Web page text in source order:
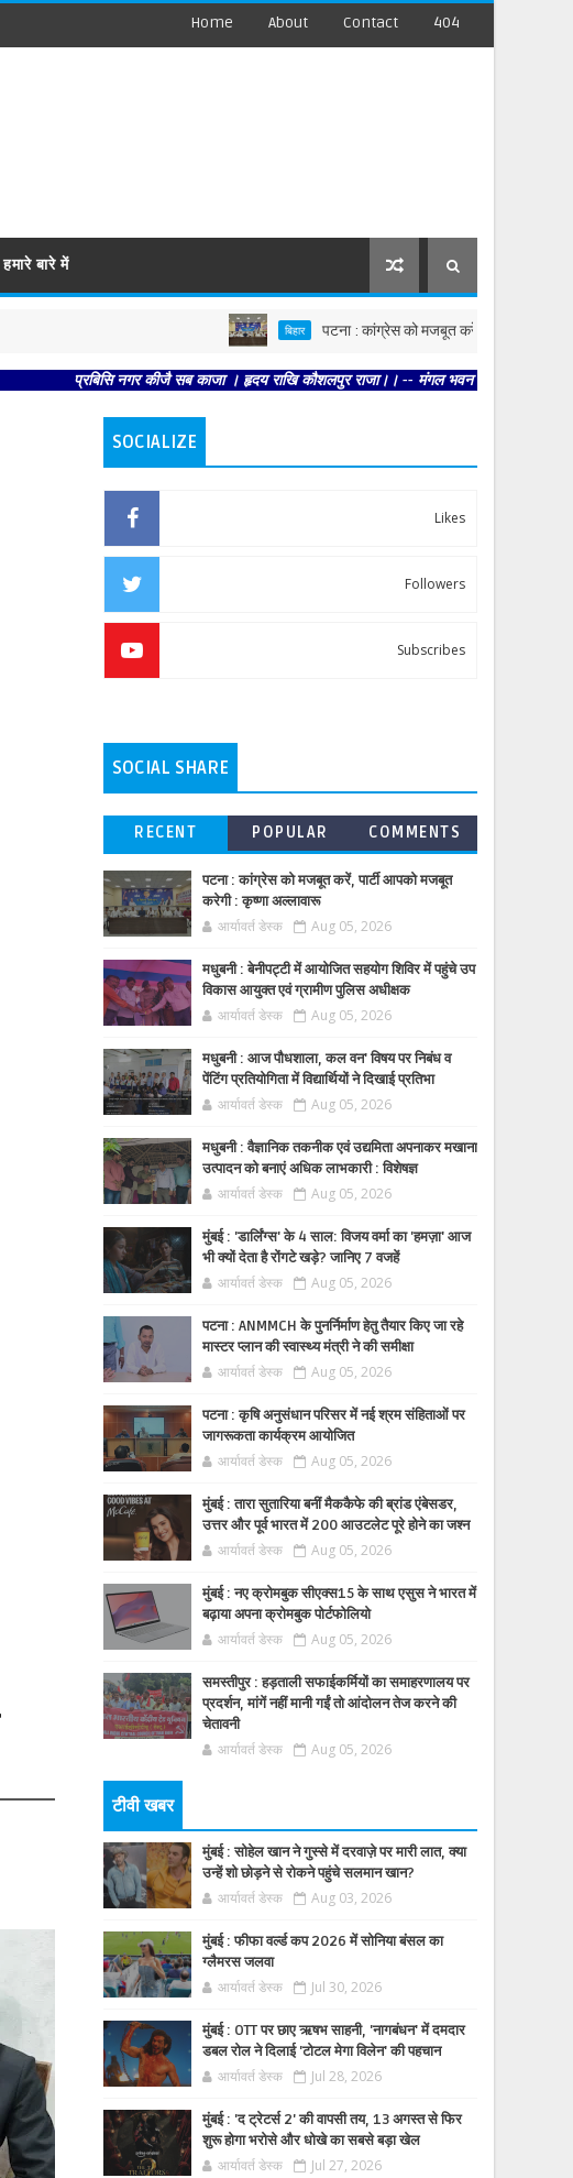
Home About Contact 404
हमारे बारे में
बिहार पटना : कांग्रेस को मजबूत करें, पार्टी आपको मजबूत करेगी :
प्रबिसि नगर कीजै सब काजा । हृदय राखि कौशलपुर राजा।। -- मंगल भवन अमंगल हारी। द्रवहु सुदसरथ
SOCIALIZE
Likes
Followers
Subscribes
SOCIAL SHARE
RECENT POPULAR COMMENTS
पटना : कांग्रेस को मजबूत करें, पार्टी आपको मजबूत
करेगी : कृष्णा अल्लावारू
आर्यावर्त डेस्क Aug 05, 2026
मधुबनी : बेनीपट्टी में आयोजित सहयोग शिविर में पहुंचे उप
विकास आयुक्त एवं ग्रामीण पुलिस अधीक्षक
आर्यावर्त डेस्क Aug 05, 2026
मधुबनी : आज पौधशाला, कल वन' विषय पर निबंध व
पेंटिंग प्रतियोगिता में विद्यार्थियों ने दिखाई प्रतिभा
आर्यावर्त डेस्क Aug 05, 2026
मधुबनी : वैज्ञानिक तकनीक एवं उद्यमिता अपनाकर मखाना
उत्पादन को बनाएं अधिक लाभकारी : विशेषज्ञ
आर्यावर्त डेस्क Aug 05, 2026
मुंबई : 'डार्लिंग्स' के 4 साल: विजय वर्मा का 'हमज़ा' आज
भी क्यों देता है रोंगटे खड़े? जानिए 7 वजहें
आर्यावर्त डेस्क Aug 05, 2026
पटना : ANMMCH के पुनर्निर्माण हेतु तैयार किए जा रहे
मास्टर प्लान की स्वास्थ्य मंत्री ने की समीक्षा
आर्यावर्त डेस्क Aug 05, 2026
पटना : कृषि अनुसंधान परिसर में नई श्रम संहिताओं पर
जागरूकता कार्यक्रम आयोजित
आर्यावर्त डेस्क Aug 05, 2026
मुंबई : तारा सुतारिया बनीं मैककैफे की ब्रांड एंबेसडर,
उत्तर और पूर्व भारत में 200 आउटलेट पूरे होने का जश्न
आर्यावर्त डेस्क Aug 05, 2026
मुंबई : नए क्रोमबुक सीएक्स15 के साथ एसुस ने भारत में
बढ़ाया अपना क्रोमबुक पोर्टफोलियो
आर्यावर्त डेस्क Aug 05, 2026
समस्तीपुर : हड़ताली सफाईकर्मियों का समाहरणालय पर
प्रदर्शन, मांगें नहीं मानी गईं तो आंदोलन तेज करने की
चेतावनी
आर्यावर्त डेस्क Aug 05, 2026
टीवी खबर
मुंबई : सोहेल खान ने गुस्से में दरवाज़े पर मारी लात, क्या
उन्हें शो छोड़ने से रोकने पहुंचे सलमान खान?
आर्यावर्त डेस्क Aug 03, 2026
मुंबई : फीफा वर्ल्ड कप 2026 में सोनिया बंसल का
ग्लैमरस जलवा
आर्यावर्त डेस्क Jul 30, 2026
मुंबई : OTT पर छाए ऋषभ साहनी, 'नागबंधन' में दमदार
डबल रोल ने दिलाई 'टोटल मेगा विलेन' की पहचान
आर्यावर्त डेस्क Jul 28, 2026
मुंबई : 'द ट्रेटर्स 2' की वापसी तय, 13 अगस्त से फिर
शुरू होगा भरोसे और धोखे का सबसे बड़ा खेल
आर्यावर्त डेस्क Jul 27, 2026